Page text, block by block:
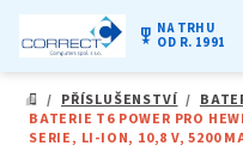
obsah
military_tech NA TRHU
OD R. 1991
DOMŮ
/ PŘÍSLUŠENSTVÍ /
BATERIE T6 POWER PRO
SERIE, LI-ION, 10,8 V, 5200